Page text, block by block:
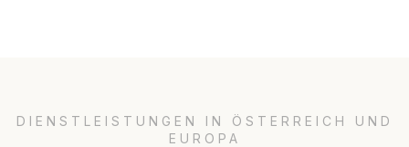
DIENSTLEISTUNGEN IN ÖSTERREICH UND
EUROPA